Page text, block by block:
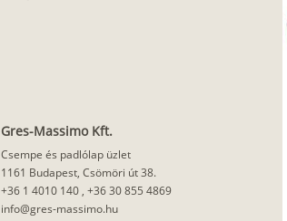
Gres-Massimo Kft.
Csempe és padlólap üzlet
1161 Budapest, Csömöri út 38.
+36 1 4010 140 , +36 30 855 4869
info@gres-massimo.hu